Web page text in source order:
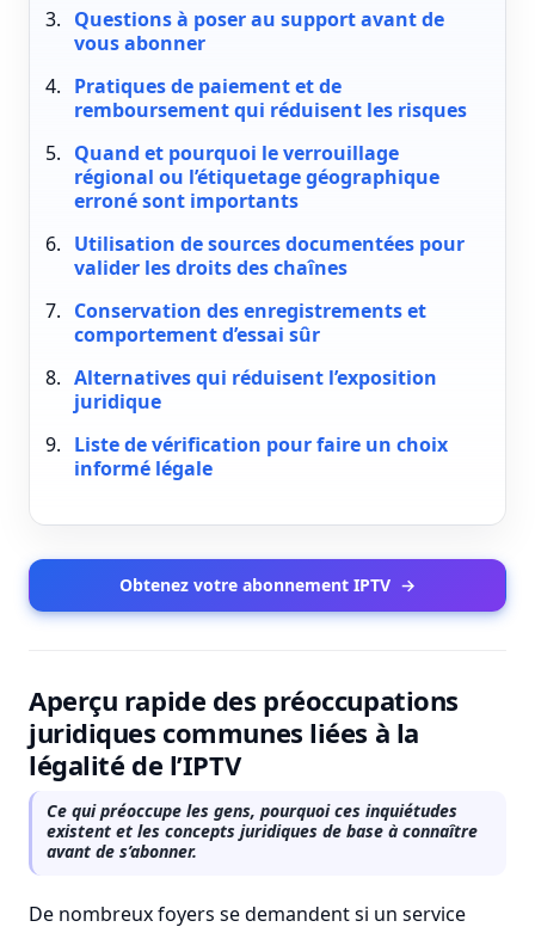
Questions à poser au support avant de
vous abonner
Pratiques de paiement et de
remboursement qui réduisent les risques
Quand et pourquoi le verrouillage
régional ou l’étiquetage géographique
erroné sont importants
Utilisation de sources documentées pour
valider les droits des chaînes
Conservation des enregistrements et
comportement d’essai sûr
Alternatives qui réduisent l’exposition
juridique
Liste de vérification pour faire un choix
informé légale
Obtenez votre abonnement IPTV →
Aperçu rapide des préoccupations
juridiques communes liées à la
légalité de l’IPTV
Ce qui préoccupe les gens, pourquoi ces inquiétudes
existent et les concepts juridiques de base à connaître
avant de s’abonner.
De nombreux foyers se demandent si un service